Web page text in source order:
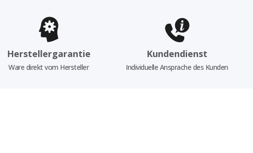
Herstellergarantie
Ware direkt vom Hersteller
Kundendienst
Individuelle Ansprache des Kunden